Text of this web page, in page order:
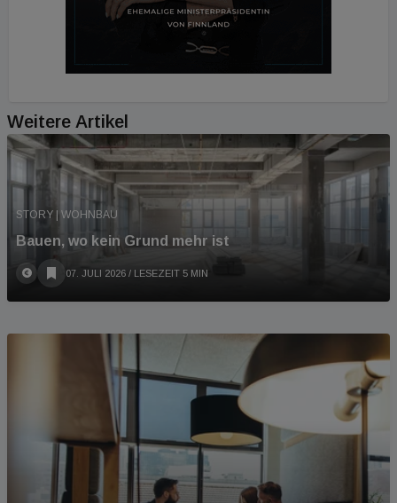
Weitere Artikel
STORY | WOHNBAU
Bauen, wo kein Grund mehr ist
07. JULI 2026 / LESEZEIT 5 MIN